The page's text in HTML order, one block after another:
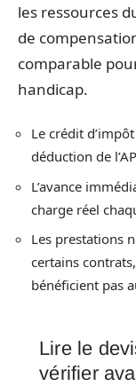
les ressources
de
comparable
handicap.
Le crédit
déduction de
L’avance
charge réel
Les prestations
certains
bénéficient pas
Lire le
vérifier